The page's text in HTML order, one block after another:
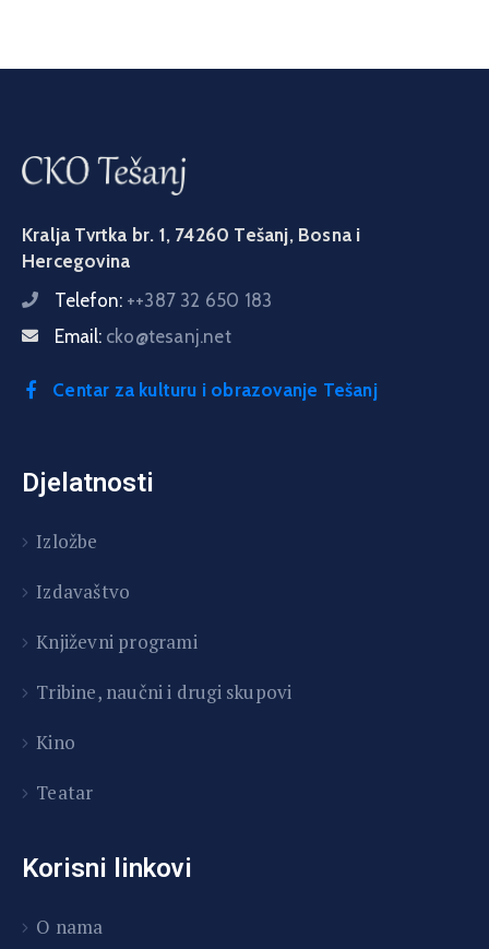
Kralja Tvrtka br. 1, 74260 Tešanj, Bosna i
Hercegovina
Telefon: ++387 32 650 183
Email: cko@tesanj.net
Centar za kulturu i obrazovanje Tešanj
Djelatnosti
Izložbe
Izdavaštvo
Književni programi
Tribine, naučni i drugi skupovi
Kino
Teatar
Korisni linkovi
O nama